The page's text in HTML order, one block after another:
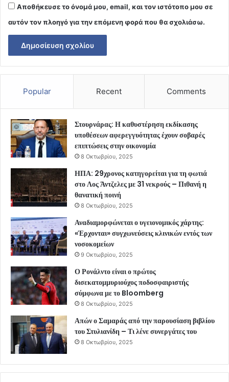
Αποθήκευσε το όνομά μου, email, και τον ιστότοπο μου σε
αυτόν τον πλοηγό για την επόμενη φορά που θα σχολιάσω.
Popular Recent Comments
Στουρνάρας: Η καθυστέρηση εκδίκασης
υποθέσεων αφερεγγυότητας έχουν σοβαρές
επιπτώσεις στην οικονομία
8 Οκτωβρίου, 2025
ΗΠΑ: 29χρονος κατηγορείται για τη φωτιά
στο Λος Άντζελες με 31 νεκρούς – Πιθανή η
θανατική ποινή
8 Οκτωβρίου, 2025
Αναδιαμορφώνεται ο υγειονομικός χάρτης:
«Έρχονται» συγχωνεύσεις κλινικών εντός των
νοσοκομείων
9 Οκτωβρίου, 2025
Ο Ρονάλντο είναι ο πρώτος
δισεκατομμυριούχος ποδοσφαιριστής
σύμφωνα με το Bloomberg
8 Οκτωβρίου, 2025
Απών ο Σαμαράς από την παρουσίαση βιβλίου
του Στυλιανίδη – Τι λένε συνεργάτες του
8 Οκτωβρίου, 2025